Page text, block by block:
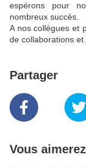
espérons pour
nombreux succès.
A nos collègues et
de collaborations et
Partager
Vous